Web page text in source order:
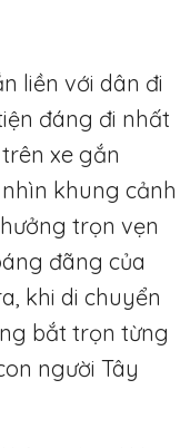
liền với dân đi
đáng đi nhất
xe gắn
khung cảnh
trọn vẹn
đãng của
khi di chuyển
bắt trọn từng
người Tây